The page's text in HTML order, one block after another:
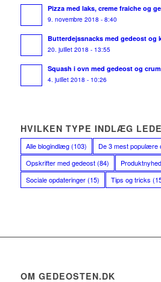
Pizza med laks, creme fraiche og
9. novembre 2018 - 8:40
Butterdejssnacks med gedeost og
20. juillet 2018 - 13:55
Squash i ovn med gedeost og
4. juillet 2018 - 10:26
HVILKEN TYPE INDLÆG
Alle blogindlæg(103) De 3 mest populære
Opskrifter med gedeost(84)
Sociale opdateringer(15) Tips og tricks
OM GEDEOSTEN.DK